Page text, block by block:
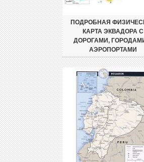
ПОДРОБНАЯ
КАРТА ЭКВАДОРА С
ДОРОГАМИ,
АЭРОПОРТАМИ